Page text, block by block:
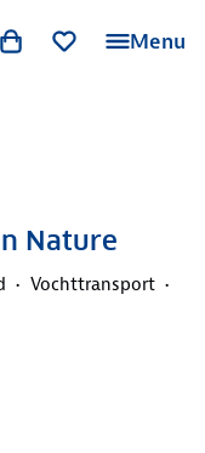
Menu
Nature
Vochttransport